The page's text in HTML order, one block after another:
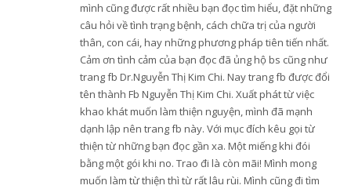
mình cũng được rất nhiều bạn đọc tìm hiểu, đặt những
câu hỏi về tình trạng bệnh, cách chữa trị của người
thân, con cái, hay những phương pháp tiên tiến nhất.
Cảm ơn tình cảm của bạn đọc đã ủng hộ bs cũng như
trang fb Dr.Nguyễn Thị Kim Chi. Nay trang fb được đổi
tên thành Fb Nguyễn Thị Kim Chi. Xuất phát từ việc
khao khát muốn làm thiện nguyện, mình đã mạnh
dạnh lập nên trang fb này. Với mục đích kêu gọi từ
thiện từ những bạn đọc gần xa. Một miếng khi đói
bằng một gói khi no. Trao đi là còn mãi! Mình mong
muốn làm từ thiện thì từ rất lâu rùi. Mình cũng đi tìm